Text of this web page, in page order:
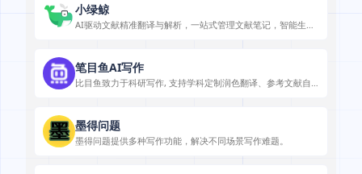
小绿鲸
AI驱动文献精准翻译与解析，一站式管理文献笔记，智能生成
笔目鱼AI写作
比目鱼致力于科研写作, 支持学科定制润色翻译、参考文献自
墨得问题
墨得问题提供多种写作功能，解决不同场景写作难题。